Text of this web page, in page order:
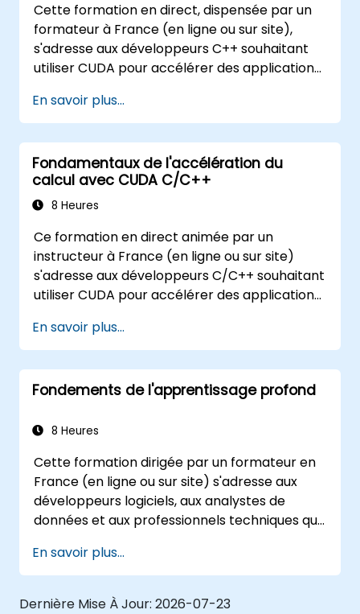
Cette formation en direct, dispensée par un
formateur à France (en ligne ou sur site),
s'adresse aux développeurs C++ souhaitant
utiliser CUDA pour accélérer des applications,
exploiter les bibliothèques d'algorithmes
parallèles pour le calcul scientifique, le
traitement de données et les charges de
travail d'apprentissage automatique.
En savoir plus...
Fondamentaux de l'accélération du
calcul avec CUDA C/C++
8 Heures
Ce formation en direct animée par un
instructeur à France (en ligne ou sur site)
s'adresse aux développeurs C/C++ souhaitant
utiliser CUDA pour accélérer des applications
traitement de données, les simulations
scientifiques, les charges de travail
d'apprentissage automatique et les pipelines
de traitement d'images.
En savoir plus...
Fondements de l'apprentissage profond
8 Heures
Cette formation dirigée par un formateur en
France (en ligne ou sur site) s'adresse aux
développeurs logiciels, aux analystes de
données et aux professionnels techniques qui
pour construire, former et déployer des
modèles d'apprentissage profond pour la
vision par ordinateur, le traitement du
En savoir plus...
Dernière Mise À Jour: 2026-07-23